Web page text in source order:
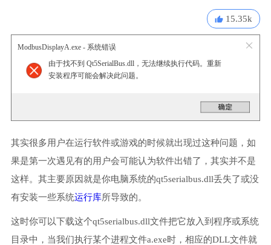
15.35k
ModbusDisplayA.exe - 系统错误
由于找不到 Qt5SerialBus.dll，无法继续执行代码。重新
安装程序可能会解决此问题。
其实很多用户在运行软件或游戏的时候就出现过这种问题，如
果是第一次遇见有的用户会可能认为软件出错了，其实并不是
这样。其主要原因就是你电脑系统的qt5serialbus.dll丢失了或没
有安装一些系统运行库所导致的。
这时你可以下载这个qt5serialbus.dll文件把它放入到程序或系统
目录中，当我们执行某个进程文件a.exe时，相应的DLL文件就